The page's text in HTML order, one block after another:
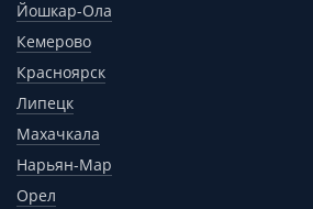
Йошкар-Ола
Кемерово
Красноярск
Липецк
Махачкала
Нарьян-Мар
Орел